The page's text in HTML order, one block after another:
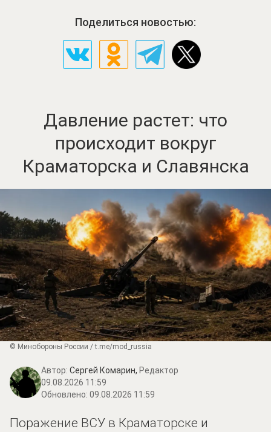
Поделиться новостью:
Давление растет: что
происходит вокруг
Краматорска и Славянска
© Минобороны России / t.me/mod_russia
Автор: Сергей Комарин, Редактор
09.08.2026 11:59
Обновлено: 09.08.2026 11:59
Поражение ВСУ в Краматорске и